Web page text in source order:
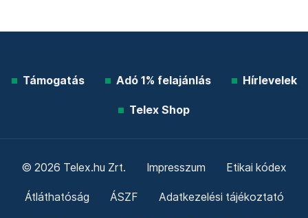
Támogatás Adó 1% felajánlás Hírlevelek
Telex Shop
© 2026 Telex.hu Zrt. Impresszum Etikai kódex
Átláthatóság ÁSZF Adatkezelési tájékoztató